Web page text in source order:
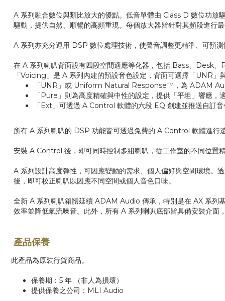
A 系列融合數位與類比放大的優點。低音單體由 Class D 數位功放
驅動，提供自然、順暢的高頻重現。每個放大器皆針對其頻段進
A 系列亦充分運用 DSP 數位處理技術，使聲音調整更精準、可預
在 A 系列喇叭背面設有四段空間適應等化器，包括 Bass、Desk
「Voicing」是 A 系列內建的預設音色設定，背面可選擇「UNR
「UNR」或 Uniform Natural Response™，為 ADAM
「Pure」則為高度精確與中性的設定，提供「平坦」響應
「Ext」可透過 A Control 軟體的六段 EQ 創建並推送自訂
所有 A 系列喇叭的 DSP 功能皆可透過免費的 A Control 軟體進
安裝 A Control 後，即可同時控制多組喇叭，從工作室的不同位置
A 系列設計高度彈性，可因應變動的需求、個人偏好與空間環境
後，即可校正喇叭以因應不同空間或個人音色口味。
全新 A 系列喇叭箱體延續 ADAM Audio 傳承，特別是在 AX 系列
效率並降低氣流噪音。此外，所有 A 系列喇叭底部皆具備安裝介面
產品保養
此產品為原裝行貨商品。
保養期：5 年 （非人為損壞）
提供保養之公司：MLI Audio